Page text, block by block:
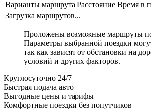
Варианты маршрута Расстояние Время в
Загрузка маршрутов...
Проложены возможные маршруты по
Параметры выбранной поездки
так как зависят от обстановки на
условий и других факторов.
Круглосуточно 24/7
Быстрая подача авто
Выгодные цены и тарифы
Комфортные поездки без попутчиков